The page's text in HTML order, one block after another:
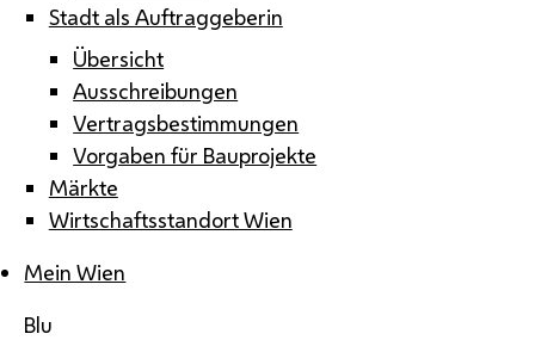
Stadt als Auftraggeberin
Übersicht
Ausschreibungen
Vertragsbestimmungen
Vorgaben für Bauprojekte
Märkte
Wirtschaftsstandort Wien
Mein Wien
Blu